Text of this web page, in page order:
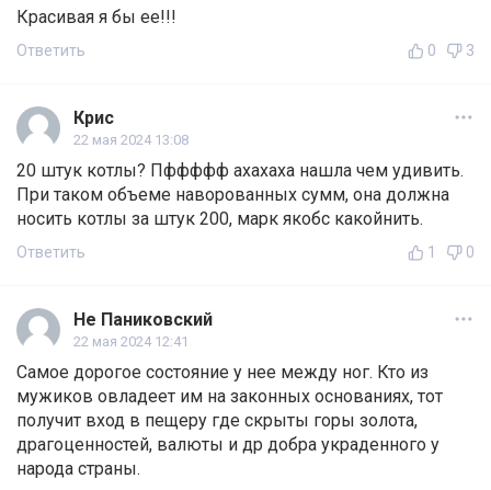
Красивая я бы ее!!!
Ответить 0 3
Крис
22 мая 2024 13:08
20 штук котлы? Пффффф ахахаха нашла чем удивить.
При таком объеме наворованных сумм, она должна
носить котлы за штук 200, марк якобс какойнить.
Ответить 1 0
Не Паниковский
22 мая 2024 12:41
Самое дорогое состояние у нее между ног. Кто из
мужиков овладеет им на законных основаниях, тот
получит вход в пещеру где скрыты горы золота,
драгоценностей, валюты и др добра украденного у
народа страны.